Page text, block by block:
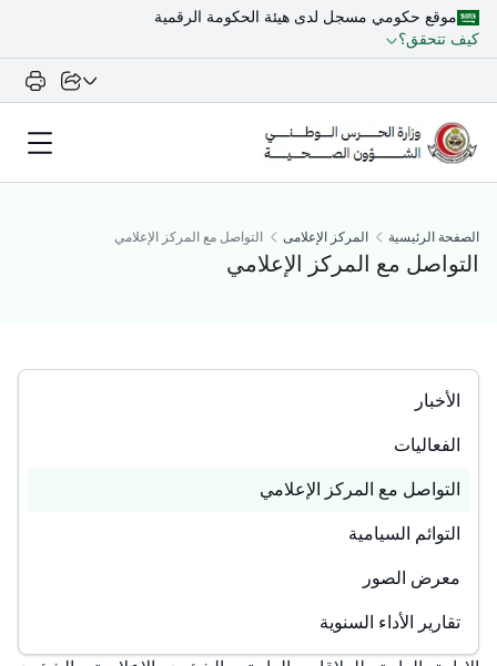
موقع حكومي مسجل لدى هيئة الحكومة الرقمية
كيف تتحقق؟
الصفحة الرئيسية المركز الإعلامى التواصل مع المركز الإعلامي
التواصل مع المركز الإعلامي
الأخبار
الفعاليات
التواصل مع المركز الإعلامي
​التوائم السيامية
معرض الصور
تقارير الأداء السنوية